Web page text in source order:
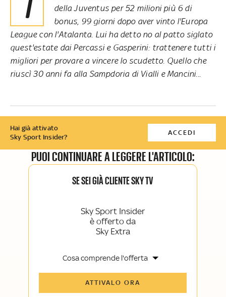
della Juventus per 52 milioni più 6 di
bonus, 99 giorni dopo aver vinto l'Europa
League con l'Atalanta. Lui ha detto no al patto siglato
quest'estate dai Percassi e Gasperini: trattenere tutti i
migliori per provare a vincere lo scudetto. Quello che
riuscì 30 anni fa alla Sampdoria di Vialli e Mancini...
Hai già attivato
Sky Sport Insider?
ACCEDI
PUOI CONTINUARE A LEGGERE L'ARTICOLO:
SE SEI GIÀ CLIENTE SKY TV
Sky Sport Insider
è offerto da
Sky Extra
Cosa comprende l'offerta
Sky TG24 Insider
ATTIVALO ORA